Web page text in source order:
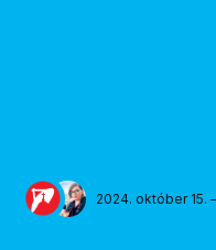
2024. október 15.